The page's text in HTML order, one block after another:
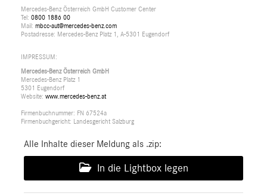
Mercedes-Benz Österreich GmbH Customer Center
Tel: 0800 1886 00
Mail: mbcc-aut@mercedes-benz.com
Postadresse: Mercedes-Benz Platz 1, A-5301 Eugendorf
IMPRESSUM:
Mercedes-Benz Österreich GmbH
Mercedes-Benz Platz 1
5301 Eugendorf
Website: www.mercedes-benz.at
Firmenbuchnummer: FN 67524a
Firmenbuchgericht: Landesgericht Salzburg
Alle Inhalte dieser Meldung als .zip:
In die Lightbox legen